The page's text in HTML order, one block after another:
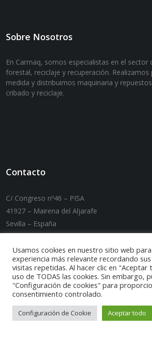
Sobre Nosotros
En Carmaq, somos especialistas en el sector
forestal, reciclaje y recuperación. Realizamos
medida y distribuimos maquinaria y
cribado y reciclaje.
Contacto
C/ Congreso nº46 – PISA
41927 – Mairena del Aljarafe
Sevilla – España
T. +34 955 089 007 / F. +34 955 089 032
E-mail:carmaq@carmaq.es
Puedes encontrarnos por:
Usamos cookies en nuestro sitio web
experiencia más relevante recordando
visitas repetidas. Al hacer clic en "Aceptar
uso de TODAS las cookies. Sin embargo,
"Configuración de cookies" para
consentimiento controlado.
Configuración de Cookie Aceptar todo